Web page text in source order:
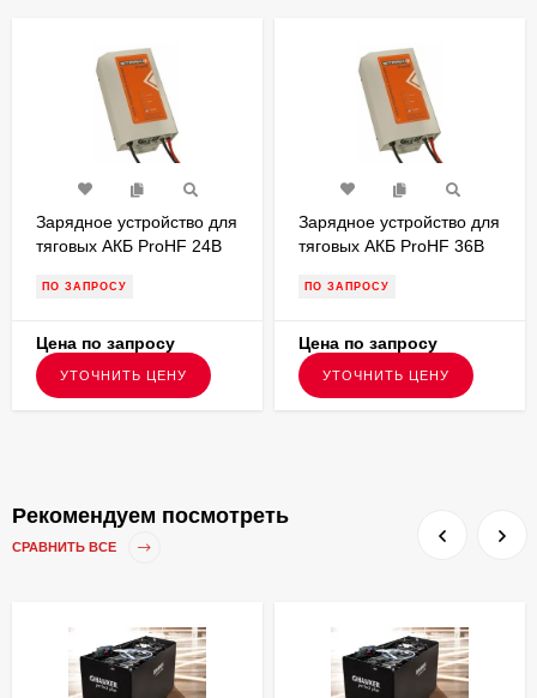
Зарядное устройство для
тяговых АКБ ProHF 24В
ПО ЗАПРОСУ
Цена по запросу
УТОЧНИТЬ ЦЕНУ
Зарядное устройство для
тяговых АКБ ProHF 36В
ПО ЗАПРОСУ
Цена по запросу
УТОЧНИТЬ ЦЕНУ
Рекомендуем посмотреть
СРАВНИТЬ ВСЕ